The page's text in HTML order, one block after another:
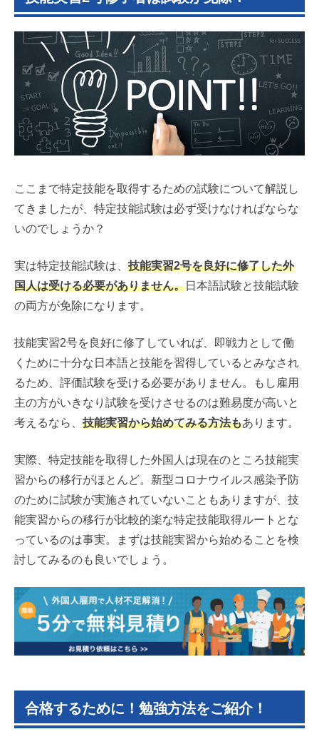
ここまで特定技能を取得するための試験について解説し
てきましたが、特定技能試験は必ず受けなければならな
いのでしょうか？
実は特定技能試験は、 技能実習2号を良好に修了した外
国人は受ける必要がありません。日本語試験と技能試験
の両方が免除になります。
技能実習2号を良好に修了していれば、即戦力として働
くために十分な日本語と技能を習得しているとみなされ
るため、評価試験を受ける必要がありません。もし雇用
主の方がいきなり試験を受けさせるのは難易度が高いと
考えるなら、 技能実習から始めてみる方法もあります。
実際、特定技能を取得した外国人は現在のところ技能実
習からの移行がほとんど。新型コロナウイルス感染予防
のために試験が実施されていないこともありますが、技
能実習からの移行が比較的楽な特定技能取得ルートとな
っているのは事実。まずは技能実習から始めることを検
討してみるのも良いでしょう。
合格するために！勉強方法をご紹介！